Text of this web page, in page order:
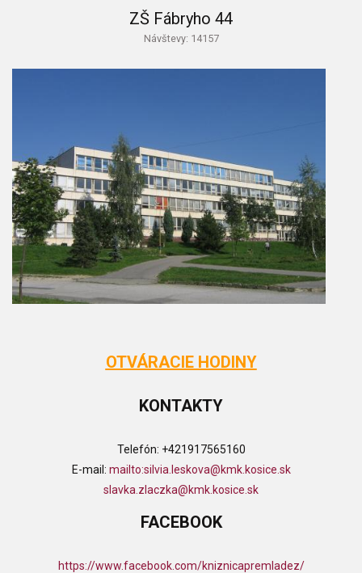
ZŠ Fábryho 44
Návštevy: 14157
OTVÁRACIE HODINY
KONTAKTY
Telefón: +421917565160
E-mail: mailto:silvia.leskova@kmk.kosice.sk
slavka.zlaczka@kmk.kosice.sk
FACEBOOK
https://www.facebook.com/kniznicapremladez/